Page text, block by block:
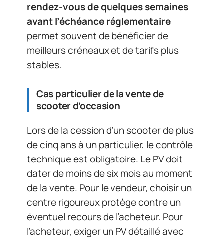
rendez-vous de quelques semaines
avant l’échéance réglementaire
permet souvent de bénéficier de
meilleurs créneaux et de tarifs plus
stables.
Cas particulier de la vente de
scooter d’occasion
Lors de la cession d’un scooter de plus
de cinq ans à un particulier, le contrôle
technique est obligatoire. Le PV doit
dater de moins de six mois au moment
de la vente. Pour le vendeur, choisir un
centre rigoureux protège contre un
éventuel recours de l’acheteur. Pour
l’acheteur, exiger un PV détaillé avec